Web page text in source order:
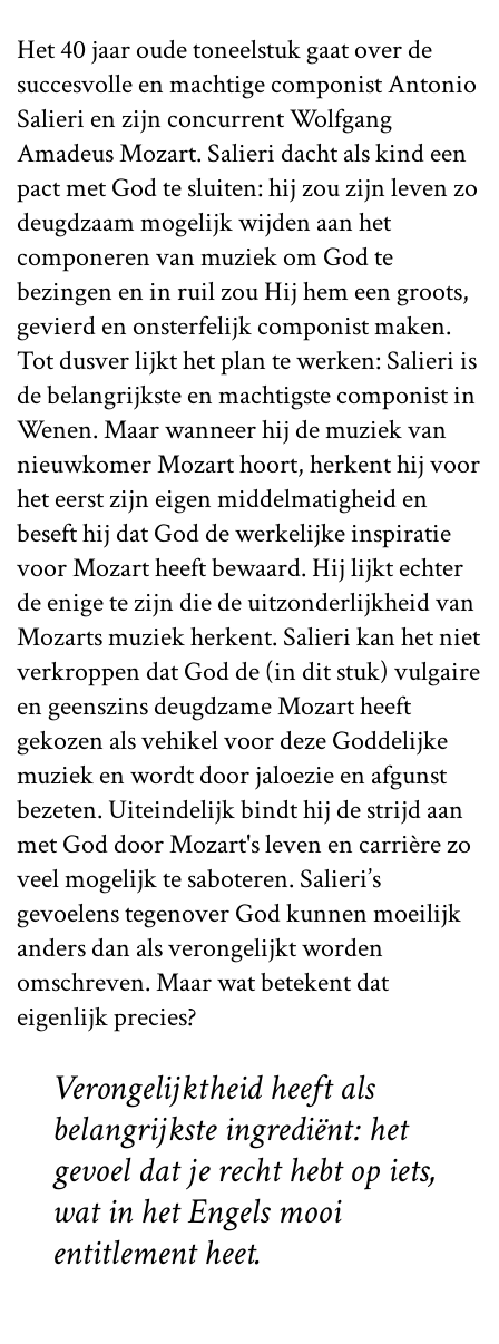
Het 40 jaar oude toneelstuk gaat over de
succesvolle en machtige componist Antonio
Salieri en zijn concurrent Wolfgang
Amadeus Mozart. Salieri dacht als kind een
pact met God te sluiten: hij zou zijn leven zo
deugdzaam mogelijk wijden aan het
componeren van muziek om God te
bezingen en in ruil zou Hij hem een groots,
gevierd en onsterfelijk componist maken.
Tot dusver lijkt het plan te werken: Salieri is
de belangrijkste en machtigste componist in
Wenen. Maar wanneer hij de muziek van
nieuwkomer Mozart hoort, herkent hij voor
het eerst zijn eigen middelmatigheid en
beseft hij dat God de werkelijke inspiratie
voor Mozart heeft bewaard. Hij lijkt echter
de enige te zijn die de uitzonderlijkheid van
Mozarts muziek herkent. Salieri kan het niet
verkroppen dat God de (in dit stuk) vulgaire
en geenszins deugdzame Mozart heeft
gekozen als vehikel voor deze Goddelijke
muziek en wordt door jaloezie en afgunst
bezeten. Uiteindelijk bindt hij de strijd aan
met God door Mozart's leven en carrière zo
veel mogelijk te saboteren. Salieri’s
gevoelens tegenover God kunnen moeilijk
anders dan als verongelijkt worden
omschreven. Maar wat betekent dat
eigenlijk precies?
Verongelijktheid heeft als
belangrijkste ingrediënt: het
gevoel dat je recht hebt op iets,
wat in het Engels mooi
entitlementheet.